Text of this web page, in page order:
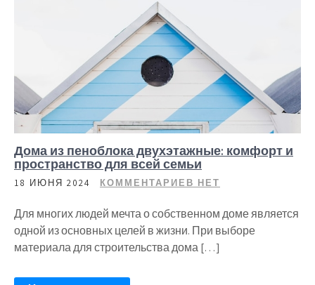
Дома из пеноблока двухэтажные: комфорт и
пространство для всей семьи
18 ИЮНЯ 2024 КОММЕНТАРИЕВ НЕТ
Для многих людей мечта о собственном доме является
одной из основных целей в жизни. При выборе
материала для строительства дома […]